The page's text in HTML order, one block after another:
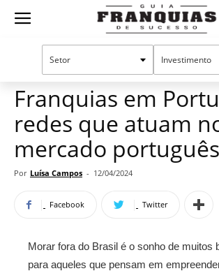
Guia
Oportunidades e tendências
Franquias em
redes que atuam
mercado português
Por Luísa Campos - 12/04/2024
Facebook Twitter
Morar fora do Brasil é o sonho de muitos
para aqueles que pensam em